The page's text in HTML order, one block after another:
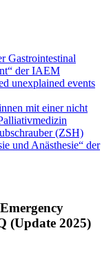
Gastrointestinal
der IAEM
unexplained events
mit einer nicht
(ZSH)
und Anästhesie“ der
(Update 2025)